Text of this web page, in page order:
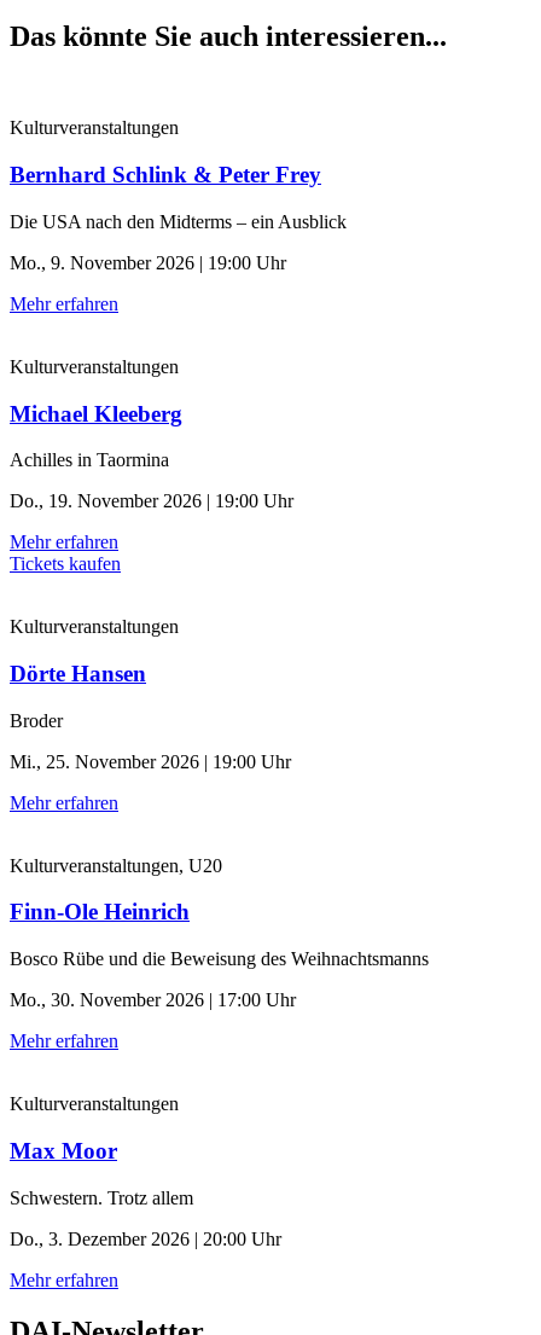
Das könnte Sie auch interessieren...
Kulturveranstaltungen
Bernhard Schlink & Peter Frey
Die USA nach den Midterms – ein Ausblick
Mo., 9. November 2026 | 19:00 Uhr
Mehr erfahren
Kulturveranstaltungen
Michael Kleeberg
Achilles in Taormina
Do., 19. November 2026 | 19:00 Uhr
Mehr erfahren
Tickets kaufen
Kulturveranstaltungen
Dörte Hansen
Broder
Mi., 25. November 2026 | 19:00 Uhr
Mehr erfahren
Kulturveranstaltungen, U20
Finn-Ole Heinrich
Bosco Rübe und die Beweisung des Weihnachtsmanns
Mo., 30. November 2026 | 17:00 Uhr
Mehr erfahren
Kulturveranstaltungen
Max Moor
Schwestern. Trotz allem
Do., 3. Dezember 2026 | 20:00 Uhr
Mehr erfahren